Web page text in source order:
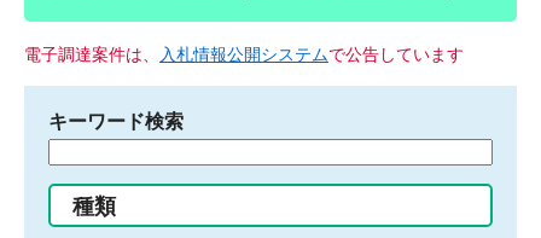
電子調達案件は、 入札情報公開システムで公告しています
キーワード検索
る
種類